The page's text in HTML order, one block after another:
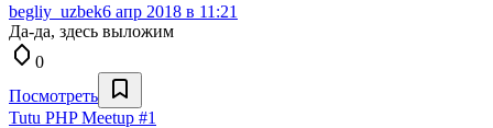
begliy_uzbek6 апр 2018 в 11:21
Да-да, здесь выложим
0
Посмотреть
Tutu PHP Meetup #1